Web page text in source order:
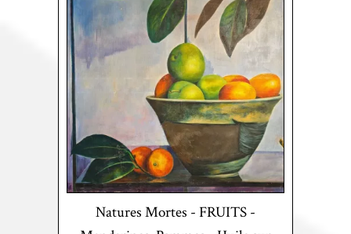
Natures Mortes - FRUITS -